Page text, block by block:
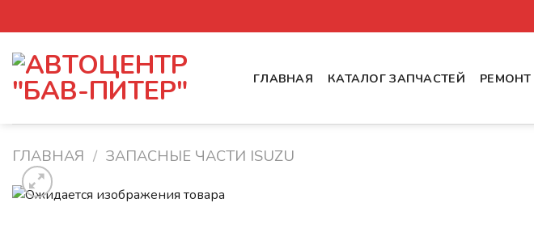
to
content
ГЛАВНАЯ КАТАЛОГ ЗАПЧАСТЕЙ РЕМОНТ
ГЛАВНАЯ / ЗАПАСНЫЕ ЧАСТИ ISUZU